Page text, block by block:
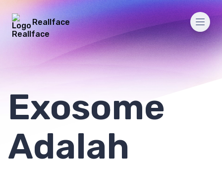
Reallface
Exosome
Adalah